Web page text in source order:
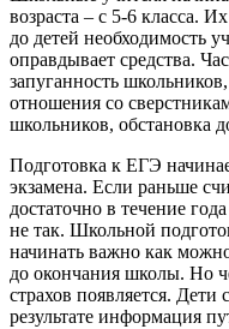
возраста – с 5-6 класса.
до детей необходимость
оправдывает средства.
запуганность
отношения со
школьников, обстановка
Подготовка к ЕГЭ
экзамена. Если раньше
достаточно в течение
не так. Школьной
начинать важно как
до окончания школы. Но
страхов появляется. Дети
результате информация